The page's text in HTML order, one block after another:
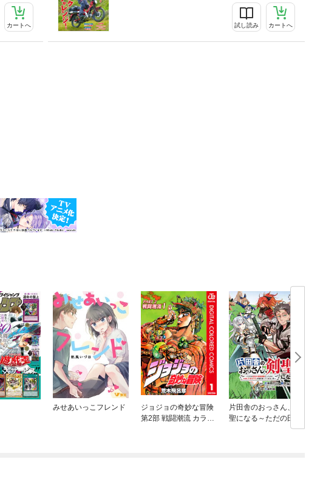
カートへ 試し読み カートへ
みせあいっこフレンド
ジョジョの奇妙な冒険
第2部 戦闘潮流 カラー
片田舎のおっさん、剣
聖になる～ただの田舎
の剣術師範だったの